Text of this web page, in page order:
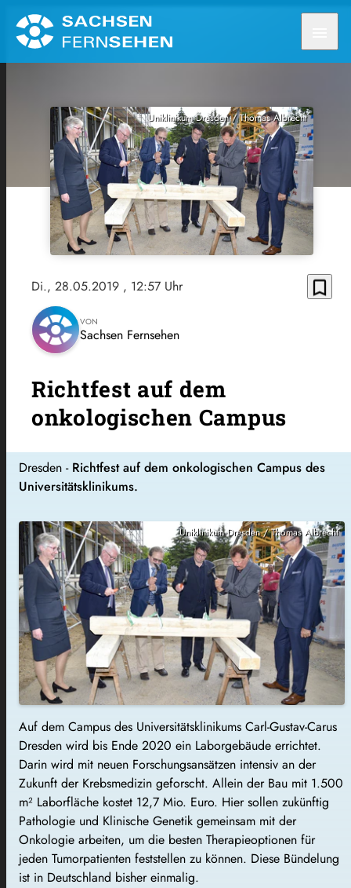
Uniklinikum Dresden / Thomas Albrecht
Di., 28.05.2019 , 12:57 Uhr bookmark_border
VON
Sachsen Fernsehen
Richtfest auf dem
onkologischen Campus
Dresden - Richtfest auf dem onkologischen Campus des
Universitätsklinikums.
Uniklinikum Dresden / Thomas Albrecht
Auf dem Campus des Universitätsklinikums Carl-Gustav-Carus
Dresden wird bis Ende 2020 ein Laborgebäude errichtet.
Darin wird mit neuen Forschungsansätzen intensiv an der
Zukunft der Krebsmedizin geforscht. Allein der Bau mit 1.500
m² Laborfläche kostet 12,7 Mio. Euro. Hier sollen zukünftig
Pathologie und Klinische Genetik gemeinsam mit der
Onkologie arbeiten, um die besten Therapieoptionen für
jeden Tumorpatienten feststellen zu können. Diese Bündelung
ist in Deutschland bisher einmalig.